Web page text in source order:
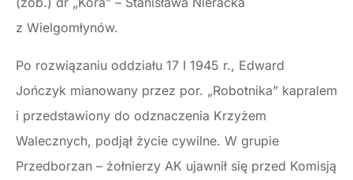
z Wielgomłynów.
Po rozwiązaniu oddziału 17 I 1945 r., Edward
Jończyk mianowany przez por. „Robotnika” kapralem
i przedstawiony do odznaczenia Krzyżem
Walecznych, podjął życie cywilne. W grupie
Przedborzan – żołnierzy AK ujawnił się przed Komisją